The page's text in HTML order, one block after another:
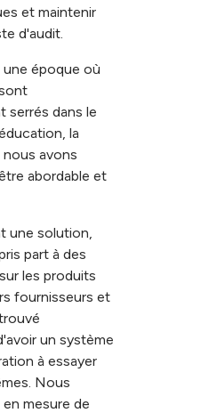
et maintenir
d'audit.
époque où
serrés dans le
la
avons
abordable et
une solution,
part à des
les produits
fournisseurs et
un système
à essayer
Nous
mesure de